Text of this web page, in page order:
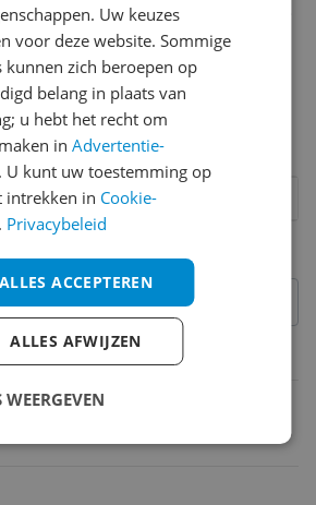
kenmerken
je andere bezoekers een betere
je iedere maand kans op
de actievoorwaarden.
product?
7
6
5
4
Vraag 1 van 4
Uw keuzes
voor deze website. Sommige
kunnen zich beroepen op
belang in plaats van
u hebt het recht om
inAdvertentie-
. U kunt uw toestemming op
intrekken in Cookie-
. Privacybeleid
ALLES ACCEPTEREN
ALLES AFWIJZEN
WEERGEVEN